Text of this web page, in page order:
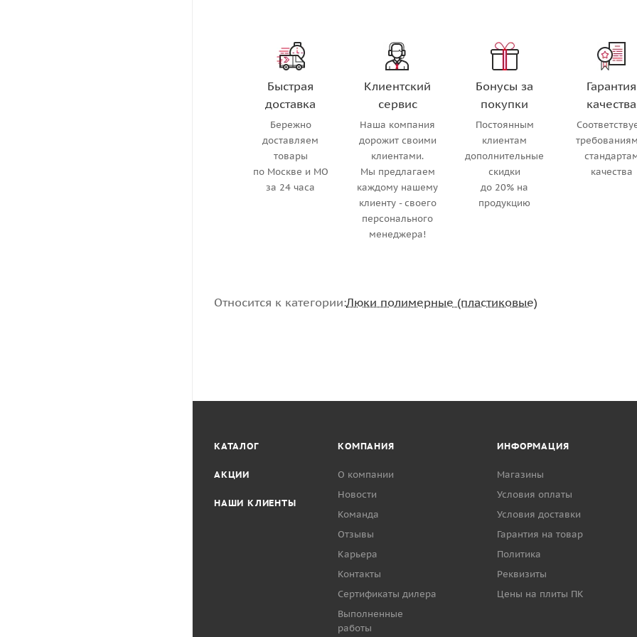
Быстрая
доставка
Бережно
доставляем
товары
по Москве и МО
за 24 часа
Клиентский
сервис
Наша компания
дорожит своими
клиентами.
Мы предлагаем
каждому нашему
клиенту - своего
персонального
менеджера!
Бонусы за
покупки
Постоянным
клиентам
дополнительные
скидки
до 20% на
продукцию
Гарантия
качества
качества
Относится к категории:Люки полимерные (пластиковые)
КАТАЛОГ
АКЦИИ
НАШИ КЛИЕНТЫ
КОМПАНИЯ
О компании
Новости
Команда
Отзывы
Карьера
Контакты
Сертификаты дилера
Выполненные
работы
ИНФОРМАЦИЯ
Магазины
Условия оплаты
Условия доставки
Гарантия на товар
Политика
Реквизиты
Цены на плиты ПК